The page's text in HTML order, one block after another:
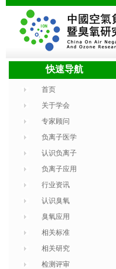
快速导航
首页
关于学会
专家顾问
负离子医学
认识负离子
负离子应用
行业资讯
认识臭氧
臭氧应用
相关标准
相关研究
检测评审